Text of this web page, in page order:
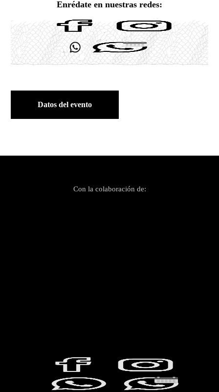
Enrédate en nuestras redes:
Datos del evento
Con la colaboración de: